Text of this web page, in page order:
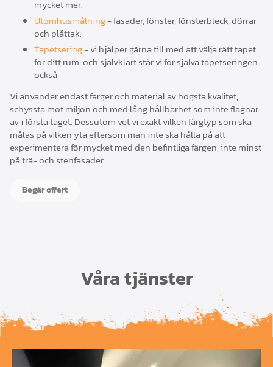
mycket mer.
Utomhusmålning- fasader, fönster, fönsterbleck, dörrar
och plåttak.
Tapetsering- vi hjälper gärna till med att välja rätt tapet
för ditt rum, och självklart står vi för själva tapetseringen
också.
Vi använder endast färger och material av högsta kvalitet,
schyssta mot miljön och med lång hållbarhet som inte flagnar
av i första taget. Dessutom vet vi exakt vilken färgtyp som ska
målas på vilken yta eftersom man inte ska hålla på att
experimentera för mycket med den befintliga färgen, inte minst
på trä- och stenfasader
Begär offert
Våra tjänster